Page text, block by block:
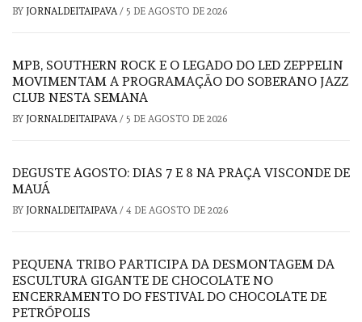
BY JORNALDEITAIPAVA/ 5 DE AGOSTO DE 2026
MPB, SOUTHERN ROCK E O LEGADO DO LED ZEPPELIN
MOVIMENTAM A PROGRAMAÇÃO DO SOBERANO JAZZ
CLUB NESTA SEMANA
BY JORNALDEITAIPAVA/ 5 DE AGOSTO DE 2026
DEGUSTE AGOSTO: DIAS 7 E 8 NA PRAÇA VISCONDE DE
MAUÁ
BY JORNALDEITAIPAVA/ 4 DE AGOSTO DE 2026
PEQUENA TRIBO PARTICIPA DA DESMONTAGEM DA
ESCULTURA GIGANTE DE CHOCOLATE NO
ENCERRAMENTO DO FESTIVAL DO CHOCOLATE DE
PETRÓPOLIS